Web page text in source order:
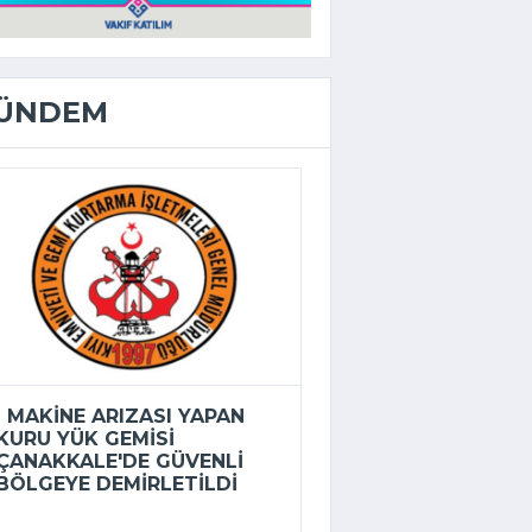
ARIZASI YAPAN
YÜK GEMISI
GÜVENLI
DEMIRLETILDI